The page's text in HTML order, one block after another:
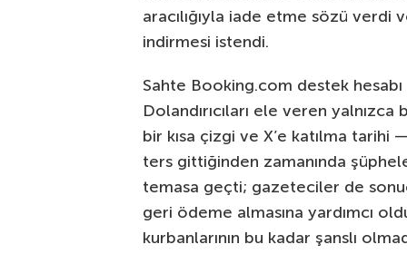
aracılığıyla iade etme sözü verdi
indirmesi istendi.
Sahte Booking.com destek
Dolandırıcıları ele veren
bir kısa çizgi ve X’e katılma tarihi
ters gittiğinden zamanında
temasa geçti; gazeteciler de
geri ödeme almasına yardımcı
kurbanlarının bu kadar şanslı